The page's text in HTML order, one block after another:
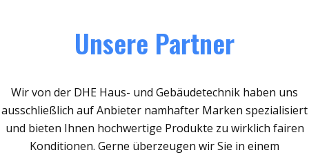
Unsere Partner
Wir von der DHE Haus- und Gebäudetechnik haben uns
ausschließlich auf Anbieter namhafter Marken spezialisiert
und bieten Ihnen hochwertige Produkte zu wirklich fairen
Konditionen. Gerne überzeugen wir Sie in einem